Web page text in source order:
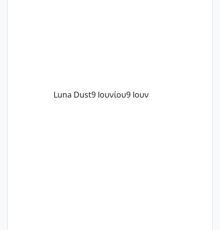
Luna Dust9 Ιουνίου9 Ιουν